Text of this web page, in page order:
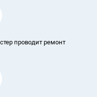
проводит ремонт